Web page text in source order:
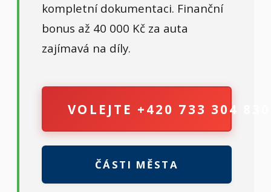
kompletní dokumentaci. Finanční
bonus až 40 000 Kč za auta
zajímavá na díly.
VOLEJTE +420 733 304 830
ČÁSTI MĚSTA